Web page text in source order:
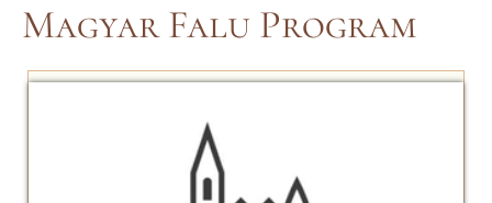
Magyar Falu Program